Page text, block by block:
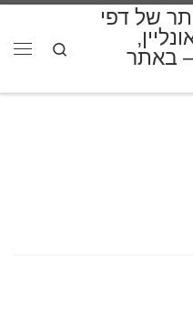
של דפי
– באתר
Search